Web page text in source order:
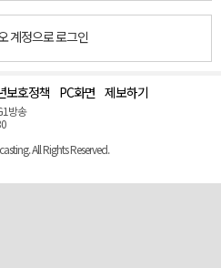
계정으로 로그인
보호정책 PC화면 제보하기
방송
All Rights Reserved.